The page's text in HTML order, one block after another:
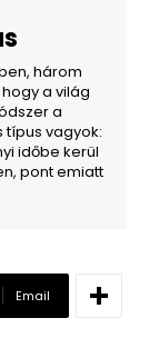
három
a világ
a
típus vagyok:
időbe kerül
pont emiatt
Email